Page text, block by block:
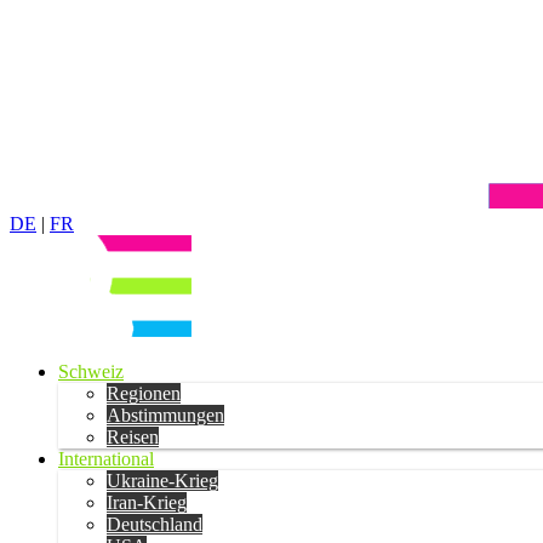
DE | FR
Schweiz
Regionen
Abstimmungen
Reisen
International
Ukraine-Krieg
Iran-Krieg
Deutschland